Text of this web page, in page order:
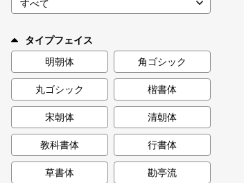
カート 0
マイページ
お気に入り
タイプフェイス
明朝体
角ゴシック
丸ゴシック 楷書体
宋朝体 清朝体
教科書体 行書体
草書体 勘亭流